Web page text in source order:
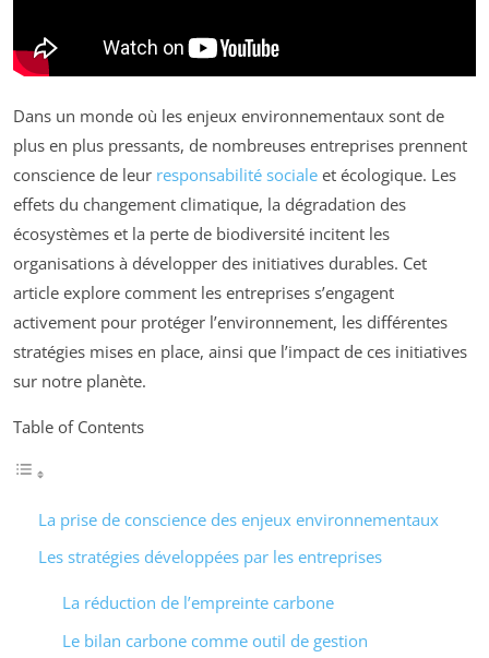
Dans un monde où les enjeux environnementaux sont de
plus en plus pressants, de nombreuses entreprises prennent
conscience de leur responsabilité sociale et écologique. Les
effets du changement climatique, la dégradation des
écosystèmes et la perte de biodiversité incitent les
organisations à développer des initiatives durables. Cet
article explore comment les entreprises s’engagent
activement pour protéger l’environnement, les différentes
stratégies mises en place, ainsi que l’impact de ces initiatives
sur notre planète.
Table of Contents
La prise de conscience des enjeux environnementaux
Les stratégies développées par les entreprises
La réduction de l’empreinte carbone
Le bilan carbone comme outil de gestion